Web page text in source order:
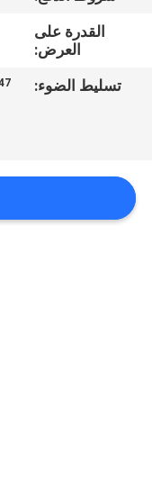
أخبار
طلب
الموقع
القدرة على
العرض:
تسليط الضوء: